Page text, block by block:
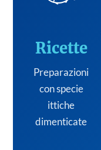
Ricette
Preparazioni
con specie
ittiche
dimenticate